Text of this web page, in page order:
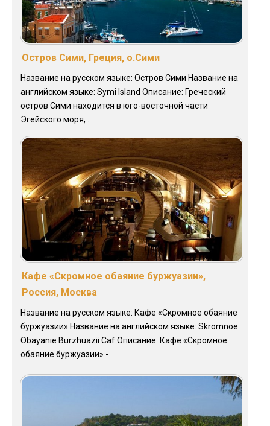
Остров Сими, Греция, о.Сими
Название на русском языке: Остров Сими Название на
английском языке: Symi Island Описание: Греческий
остров Сими находится в юго-восточной части
Эгейского моря, ...
Кафе «Скромное обаяние буржуазии»,
Россия, Москва
Название на русском языке: Кафе «Скромное обаяние
буржуазии» Название на английском языке: Skromnoe
Obayanie Burzhuazii Caf Описание: Кафе «Скромное
обаяние буржуазии» - ...